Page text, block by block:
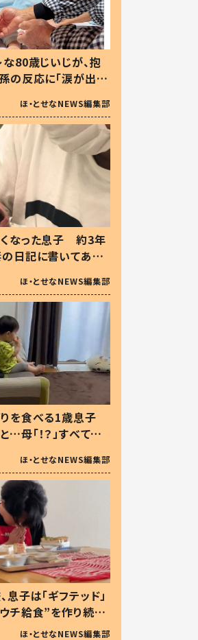
80歳じいじが、抱
の反応に「涙が出ま
方ない」
ほ・とせなNEWS編集部
なった息子 約3年
日記に書いてあっ
ほ・とせなNEWS編集部
りを食べる1歳息子
…母「！？」すべてを
「可愛いから許
ほ・とせなNEWS編集部
子は「ギフテッド」
チ給食”を作り続け
和の親 #令和の子
ほ・とせなNEWS編集部